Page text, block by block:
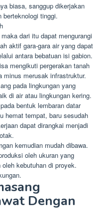
biasa, sanggup dikerjakan
berteknologi tinggi.
dari itu dapat mengurangi
aktif gara-gara air yang dapat
antara bebatuan isi gabion.
mengikuti pergerakan tanah
minus merusak infrastruktur.
pada lingkungan yang
di air atau lingkungan kering.
bentuk lembaran datar
hemat tempat, baru sesudah
dapat dirangkai menjadi
kemudian mudah dibawa.
oleh ukuran yang
kebutuhan di proyek.
Dengan